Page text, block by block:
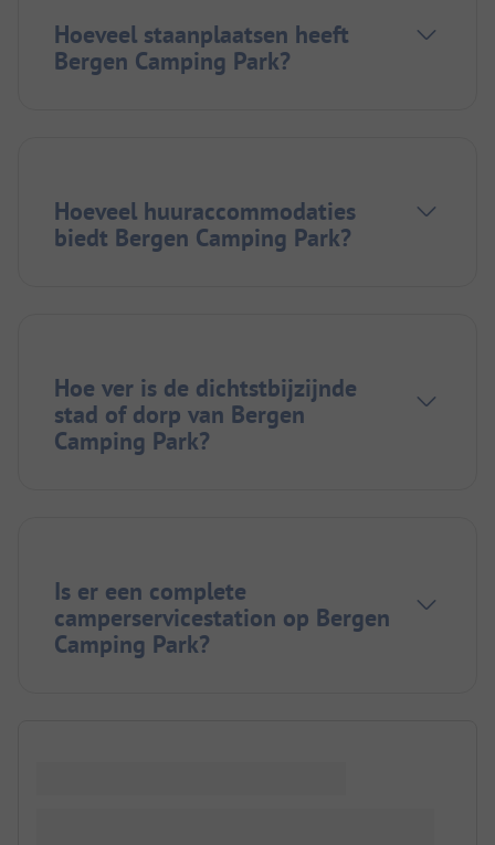
Hoeveel staanplaatsen heeft
Bergen Camping Park?
Hoeveel huuraccommodaties
biedt Bergen Camping Park?
Hoe ver is de dichtstbijzijnde
stad of dorp van Bergen
Camping Park?
Is er een complete
camperservicestation op Bergen
Camping Park?